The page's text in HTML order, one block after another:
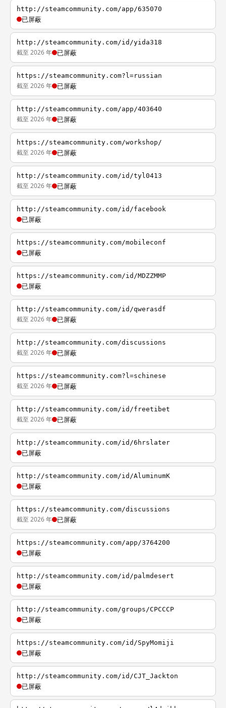
http://steamcommunity.com/app/635070
已屏蔽
http://steamcommunity.com/id/yida318
截至 2026 年 已屏蔽
https://steamcommunity.com?l=russian
截至 2026 年 已屏蔽
http://steamcommunity.com/app/403640
截至 2026 年 已屏蔽
https://steamcommunity.com/workshop/
截至 2026 年 已屏蔽
http://steamcommunity.com/id/tyl0413
截至 2026 年 已屏蔽
http://steamcommunity.com/id/facebook
已屏蔽
https://steamcommunity.com/mobileconf
已屏蔽
https://steamcommunity.com/id/MDZZMMP
已屏蔽
http://steamcommunity.com/id/qwerasdf
截至 2026 年 已屏蔽
http://steamcommunity.com/discussions
截至 2026 年 已屏蔽
https://steamcommunity.com?l=schinese
截至 2026 年 已屏蔽
http://steamcommunity.com/id/freetibet
截至 2026 年 已屏蔽
http://steamcommunity.com/id/6hrslater
已屏蔽
http://steamcommunity.com/id/AluminumK
已屏蔽
https://steamcommunity.com/discussions
截至 2026 年 已屏蔽
https://steamcommunity.com/app/3764200
已屏蔽
http://steamcommunity.com/id/palmdesert
已屏蔽
http://steamcommunity.com/groups/CPCCCP
已屏蔽
https://steamcommunity.com/id/SpyMomiji
已屏蔽
http://steamcommunity.com/id/CJT_Jackton
已屏蔽